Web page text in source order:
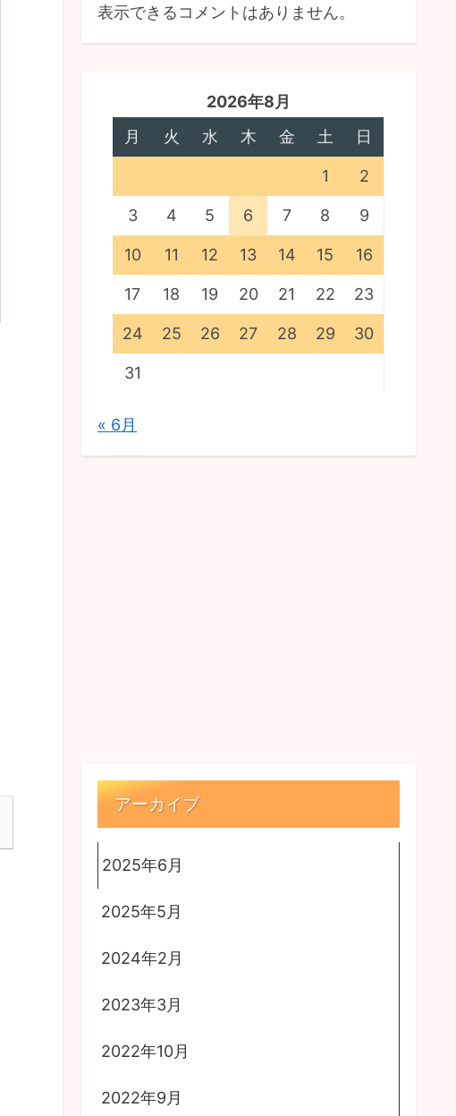
表示できるコメントはありません。
2026年8月
月
火 水 木 金 土 日
1 2
3 4 5 6 7 8 9
10 11 12 13 14 15 16
17 18 19 20 21 22 23
24 25 26 27 28 29 30
31
« 6月
アーカイブ
2025年6月
2025年5月
2024年2月
2023年3月
2022年10月
2022年9月